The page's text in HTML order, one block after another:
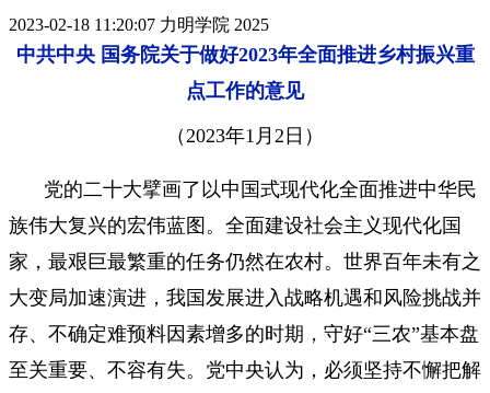
2023-02-18 11:20:07 力明学院 2025
中共中央 国务院关于做好2023年全面推进乡村振兴重
点工作的意见
（2023年1月2日）
党的二十大擘画了以中国式现代化全面推进中华民
族伟大复兴的宏伟蓝图。全面建设社会主义现代化国
家，最艰巨最繁重的任务仍然在农村。世界百年未有之
大变局加速演进，我国发展进入战略机遇和风险挑战并
存、不确定难预料因素增多的时期，守好“三农”基本盘
至关重要、不容有失。党中央认为，必须坚持不懈把解